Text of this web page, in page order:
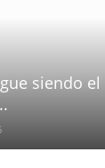
siendo